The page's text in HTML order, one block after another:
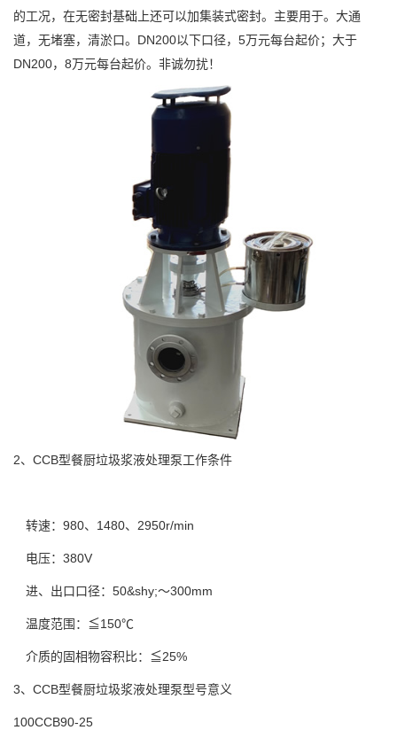
的工况，在无密封基础上还可以加集装式密封。主要用于。大通
道，无堵塞，清淤口。DN200以下口径，5万元每台起价；大于
DN200，8万元每台起价。非诚勿扰！
2、CCB型餐厨垃圾浆液处理泵工作条件
转速：980、1480、2950r/min
电压：380V
进、出口口径：50&shy;～300mm
温度范围：≦150℃
介质的固相物容积比：≦25%
3、CCB型餐厨垃圾浆液处理泵型号意义
100CCB90-25